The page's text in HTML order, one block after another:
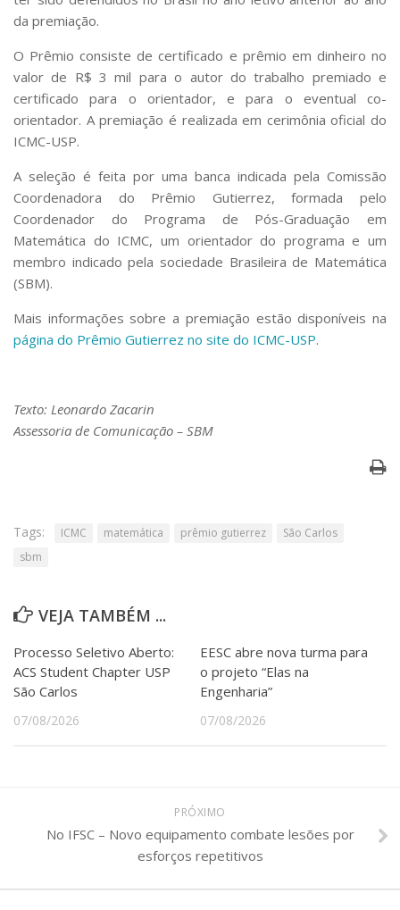
da premiação.
O Prêmio consiste de certificado e prêmio em dinheiro no
valor de R$ 3 mil para o autor do trabalho premiado e
certificado para o orientador, e para o eventual co-
orientador. A premiação é realizada em cerimônia oficial do
ICMC-USP.
A seleção é feita por uma banca indicada pela Comissão
Coordenadora do Prêmio Gutierrez, formada pelo
Coordenador do Programa de Pós-Graduação em
Matemática do ICMC, um orientador do programa e um
membro indicado pela sociedade Brasileira de Matemática
(SBM).
Mais informações sobre a premiação estão disponíveis na
página do Prêmio Gutierrez no site do ICMC-USP.
Texto: Leonardo Zacarin
Assessoria de Comunicação – SBM
Tags: ICMC matemática prêmio gutierrez
São Carlos
sbm
VEJA TAMBÉM ...
Processo Seletivo Aberto:
ACS Student Chapter USP
São Carlos
07/08/2026
EESC abre nova turma para
o projeto “Elas na
Engenharia”
07/08/2026
PRÓXIMO
No IFSC – Novo equipamento combate lesões por
esforços repetitivos